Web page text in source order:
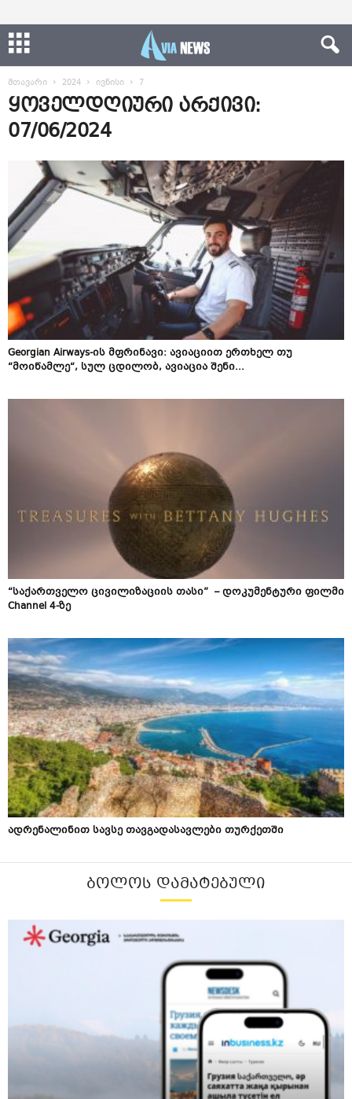
მთავარი 2024 ივნისი 7
ყოველდღიური არქივი:
07/06/2024
Georgian Airways-ის მფრინავი: ავიაციით ერთხელ თუ
“მოიწამლე“, სულ ცდილობ, ავიაცია შენი...
“საქართველო ცივილიზაციის თასი” – დოკუმენტური ფილმი
Channel 4-ზე
ადრენალინით სავსე თავგადასავლები თურქეთში
ᲑᲝᲚᲝᲡ ᲓᲐᲛᲐᲢᲔᲑᲣᲚᲘ